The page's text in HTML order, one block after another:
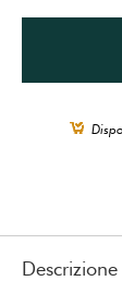
Descrizione